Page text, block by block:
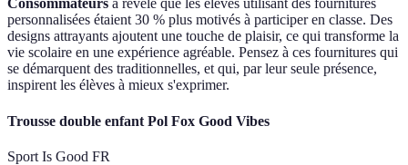
Consommateurs a révélé que les élèves utilisant des fournitures
personnalisées étaient 30 % plus motivés à participer en classe. Des
designs attrayants ajoutent une touche de plaisir, ce qui transforme la
vie scolaire en une expérience agréable. Pensez à ces fournitures qui
se démarquent des traditionnelles, et qui, par leur seule présence,
inspirent les élèves à mieux s'exprimer.
Trousse double enfant Pol Fox Good Vibes
Sport Is Good FR